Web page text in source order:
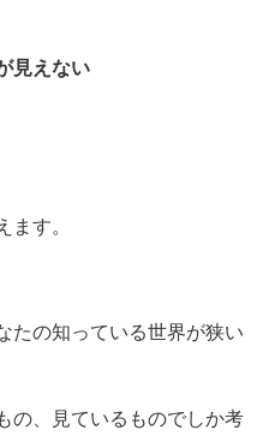
見えない
す。
たの知っている世界が狭い
の、見ているものでしか考